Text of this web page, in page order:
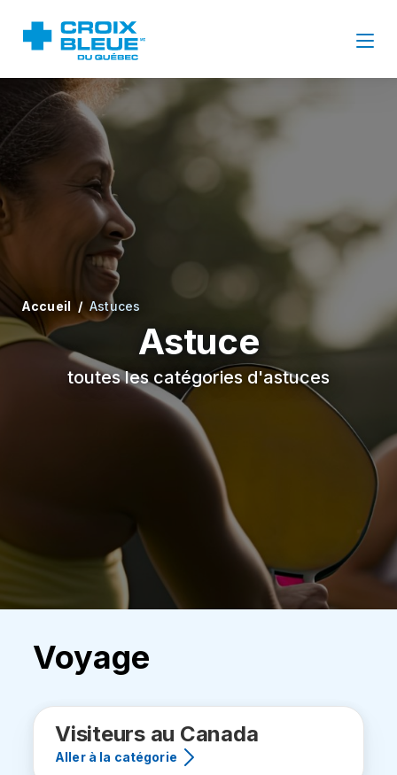
Accueil Astuces
Astuce
toutes les catégories d'astuces
Voyage
Visiteurs au Canada
Aller à la catégorie